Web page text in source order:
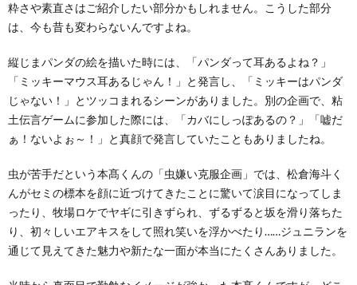
粋さや素直さはご紹介したい部分かもしれません。こうした部分
は、今も昔も変わらないんですよね。
縦じまパンダの絵を描いた時には、「パンダって耳あるよね？」
「ミッキーマウス耳あるじゃん！」と発言し、「ミッキーはパンダ
じゃない！」とツッコまれるシーンがありました。別の企画で、粘
土伝言ゲームに参加した際には、「カバにしっぽあるの？」「嘘だ
ぁ！ないよぉ～！」と真顔で発言していたこともありましたね。
虫が苦手だという本髙くんの「虫嫌い克服企画」では、松倉海斗く
んがセミの標本を顔に近づけてきたことに驚いて涙目になってしま
ったり、牧場ロケでヤギに引きずられ、ずるずると坂を滑り落ちた
り、初々しいエアキスをして照れ笑いを浮かべたり……ジュニランを
通じて見えてきた魅力や新たな一面が本当にたくさんありました。